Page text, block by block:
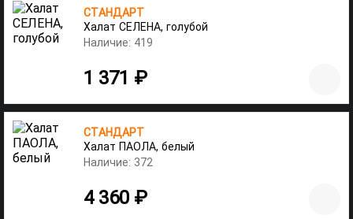
СТАНДАРТ
Халат СЕЛЕНА, голубой
Наличие: 419
1 371 ₽
СТАНДАРТ
Халат ПАОЛА, белый
Наличие: 372
4 360 ₽